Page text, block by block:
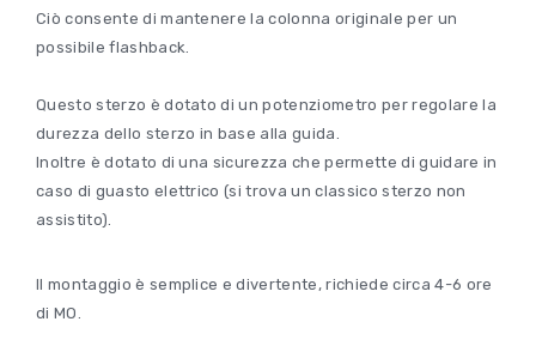
Ciò consente di mantenere la colonna originale per un
possibile flashback.
Questo sterzo è dotato di un potenziometro per regolare la
durezza dello sterzo in base alla guida.
Inoltre è dotato di una sicurezza che permette di guidare in
caso di guasto elettrico (si trova un classico sterzo non
assistito).
Il montaggio è semplice e divertente, richiede circa 4-6 ore
di MO.